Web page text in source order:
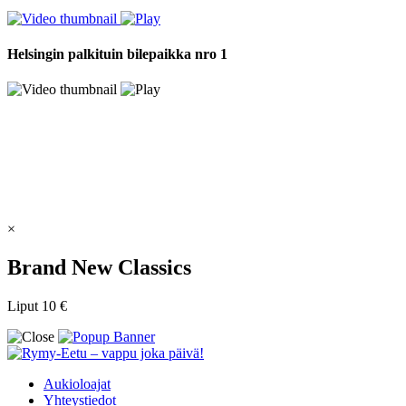
Helsingin palkituin bilepaikka nro 1
×
Brand New Classics
Liput 10 €
Aukioloajat
Yhteystiedot